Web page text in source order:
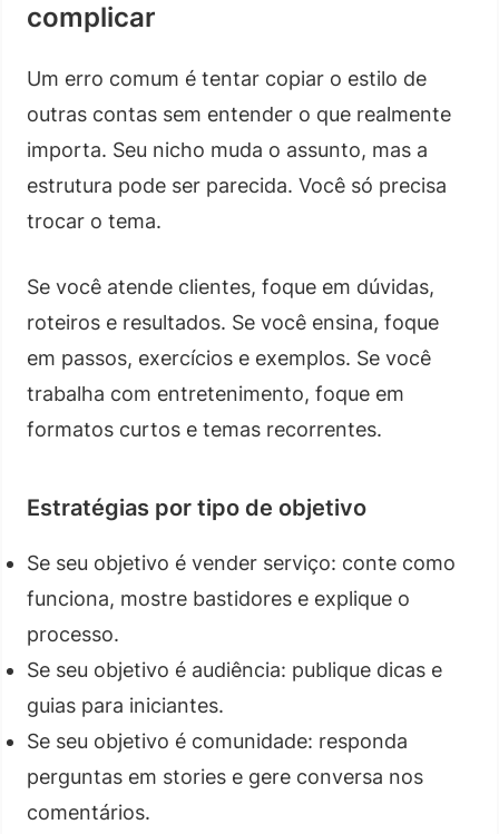
complicar
Um erro comum é tentar copiar o estilo de
outras contas sem entender o que realmente
importa. Seu nicho muda o assunto, mas a
estrutura pode ser parecida. Você só precisa
trocar o tema.
Se você atende clientes, foque em dúvidas,
roteiros e resultados. Se você ensina, foque
em passos, exercícios e exemplos. Se você
trabalha com entretenimento, foque em
formatos curtos e temas recorrentes.
Estratégias por tipo de objetivo
Se seu objetivo é vender serviço: conte como
funciona, mostre bastidores e explique o
processo.
Se seu objetivo é audiência: publique dicas e
guias para iniciantes.
Se seu objetivo é comunidade: responda
perguntas em stories e gere conversa nos
comentários.